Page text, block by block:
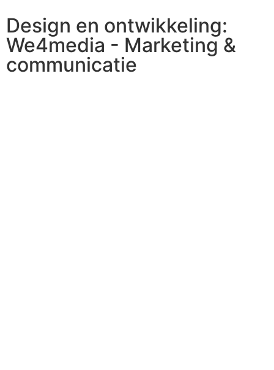
Design en ontwikkeling:
We4media - Marketing &
communicatie